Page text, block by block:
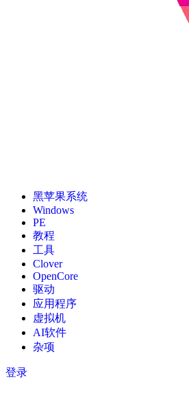
黑苹果系统
Windows
PE
教程
工具
Clover
OpenCore
驱动
应用程序
虚拟机
AI软件
杂项
登录